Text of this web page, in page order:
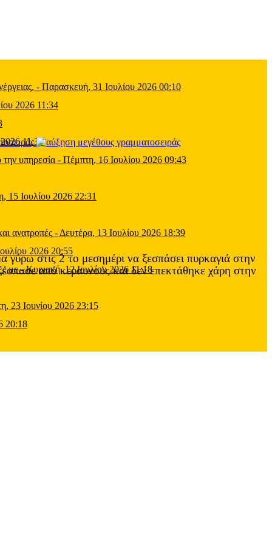
- Παρασκευή, 31 Ιουλίου 2026 00:10
2026 11:34
11:39
υπηρεσία - Πέμπτη, 16 Ιουλίου 2026 09:43
15 Ιουλίου 2026 22:31
ανατροπές -Δευτέρα, 13 Ιουλίου 2026 18:39
2026 20:55
με-Κυριακή, 12 Ιουλίου 2026 11:18
23 Ιουνίου 2026 23:15
20:18
στις 2 το μεσημέρι να ξεσπάσει πυρκαγιά στην
από κεραυνούς και δεν επεκτάθηκε χάρη στην